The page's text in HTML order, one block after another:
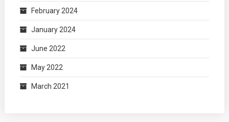
February 2024
January 2024
June 2022
May 2022
March 2021